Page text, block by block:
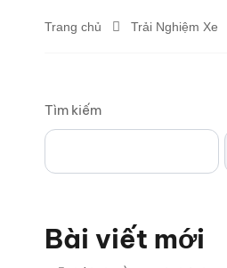
Trang chủ Trải Nghiệm Xe
Tìm kiếm
Bài viết mới